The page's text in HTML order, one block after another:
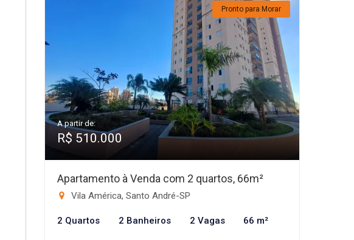
Pronto para Morar
A partir de:
R$ 510.000
Apartamento à Venda com 2 quartos, 66m²
Vila América, Santo André-SP
2 Quartos 2 Banheiros 2 Vagas 66 m²